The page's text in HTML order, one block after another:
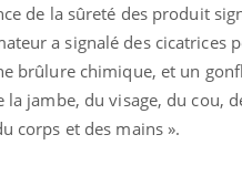
de la sûreté des produit
a signalé des cicatrices
brûlure chimique, et un
la jambe, du visage, du cou,
corps et des mains ».